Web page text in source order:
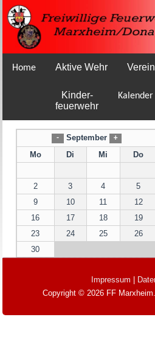
Home Aktive Wehr Verein
Kinder-
feuerwehr
Kalender
- September +
Mo Di Mi Do
2
3 4 5
9
10 11 12
16
17 18 19
23
24 25 26
30
Impressum
Copyright © 2026 FF